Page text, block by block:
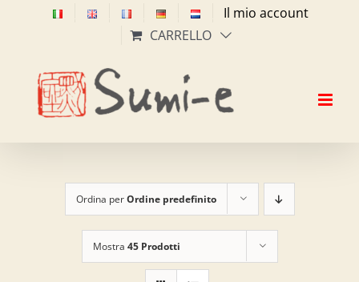
Il mio account
CARRELLO
Ordina perOrdine predefinito
Mostra 45 Prodotti